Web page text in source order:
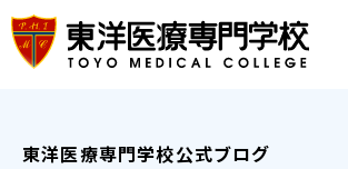
東洋医療専門学校公式ブログ